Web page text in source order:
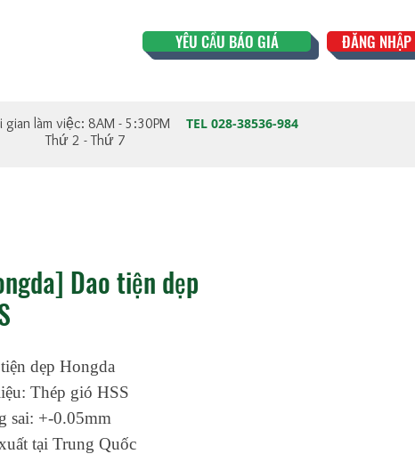
YÊU CẦU BÁO GIÁ ĐĂNG
TEL 028-38536-984
gian làm việc: 8AM - 5:30PM
Thứ 2 - Thứ 7
Dao tiện dẹp
dẹp Hongda
Thép gió HSS
sai: +-0.05mm
tại Trung Quốc